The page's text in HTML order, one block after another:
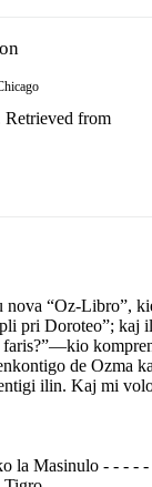
Retrieved from
“Oz-Libro”,
pri Doroteo”; kaj
de Ozma
ilin. Kaj mi
Masinulo - - - - -